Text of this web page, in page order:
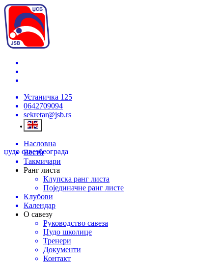
Устаничка 125
0642709094
sekretar@jsb.rs
џудо савезбеограда
Насловна
Вести
Такмичари
Ранг листа
Клупска ранг листа
Појединачне ранг листе
Клубови
Календар
О савезу
Руководство савеза
Џудо школице
Тренери
Документи
Контакт